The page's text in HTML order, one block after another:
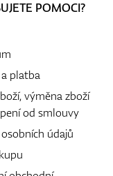
POMOCI?
platba
výměna zboží
od smlouvy
údajů